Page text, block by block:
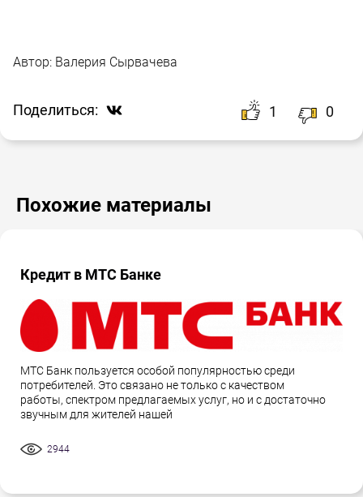
Автор: Валерия Сырвачева
Поделиться: 1 0
Похожие материалы
Кредит в МТС Банке
МТС Банк пользуется особой популярностью среди
потребителей. Это связано не только с качеством
работы, спектром предлагаемых услуг, но и с достаточно
звучным для жителей нашей
2944